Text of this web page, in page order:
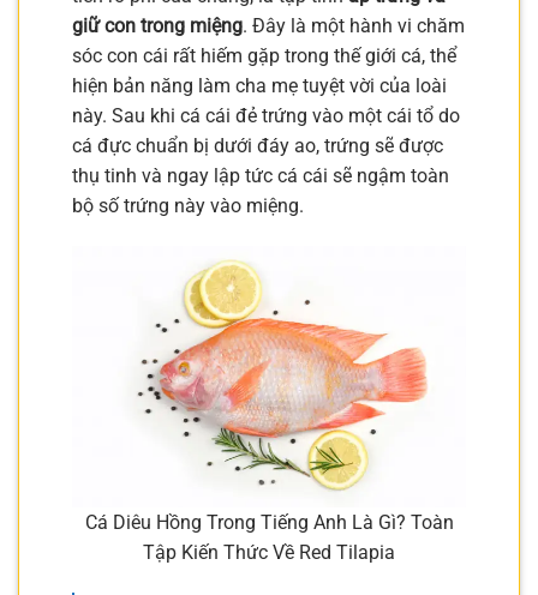
giữ con trong miệng. Đây là một hành vi chăm
sóc con cái rất hiếm gặp trong thế giới cá, thể
hiện bản năng làm cha mẹ tuyệt vời của loài
này. Sau khi cá cái đẻ trứng vào một cái tổ do
cá đực chuẩn bị dưới đáy ao, trứng sẽ được
thụ tinh và ngay lập tức cá cái sẽ ngậm toàn
bộ số trứng này vào miệng.
Cá Diêu Hồng Trong Tiếng Anh Là Gì? Toàn
Tập Kiến Thức Về Red Tilapia